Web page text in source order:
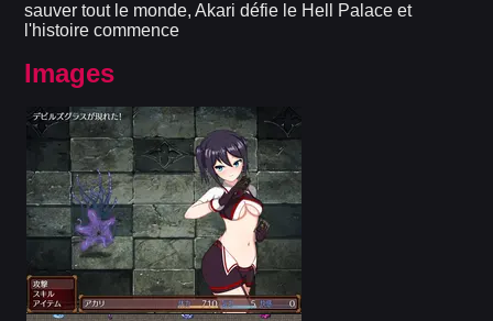
sauver tout le monde, Akari défie le Hell Palace et
l'histoire commence
Images